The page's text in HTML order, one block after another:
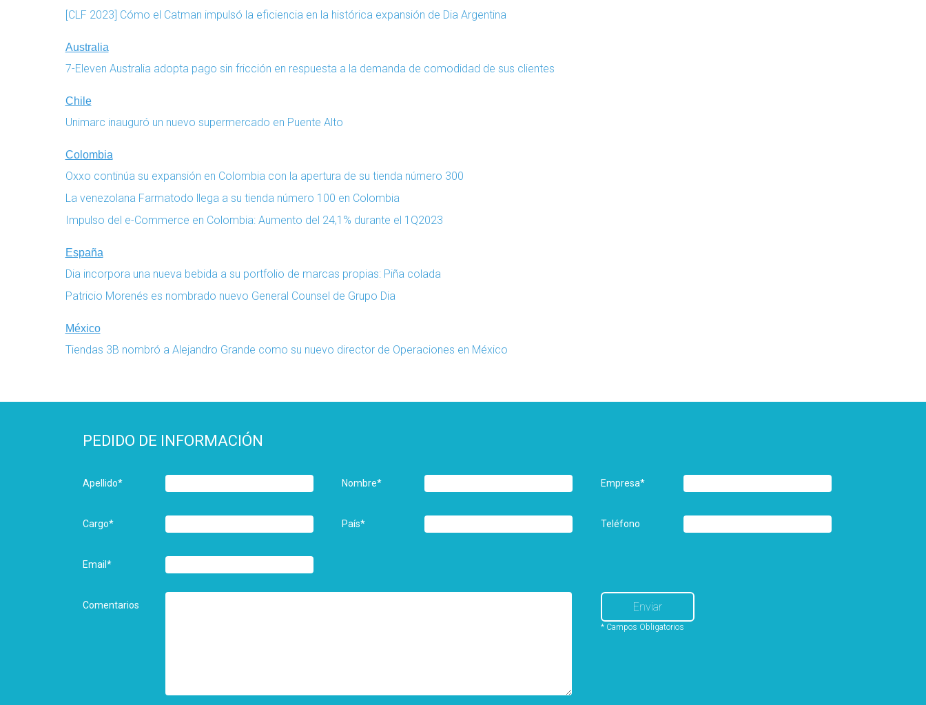
[CLF 2023] Cómo el Catman impulsó la eficiencia en la histórica expansión de Dia Argentina
Australia
7-Eleven Australia adopta pago sin fricción en respuesta a la demanda de comodidad de sus clientes
Chile
Unimarc inauguró un nuevo supermercado en Puente Alto
Colombia
Oxxo continúa su expansión en Colombia con la apertura de su tienda número 300
La venezolana Farmatodo llega a su tienda número 100 en Colombia
Impulso del e-Commerce en Colombia: Aumento del 24,1% durante el 1Q2023
España
Dia incorpora una nueva bebida a su portfolio de marcas propias: Piña colada
Patricio Morenés es nombrado nuevo General Counsel de Grupo Dia
México
Tiendas 3B nombró a Alejandro Grande como su nuevo director de Operaciones en México
PEDIDO DE INFORMACIÓN
Apellido* Nombre* Empresa*
Cargo* País* Teléfono
Email *
Comentarios
* Campos Obligatorios